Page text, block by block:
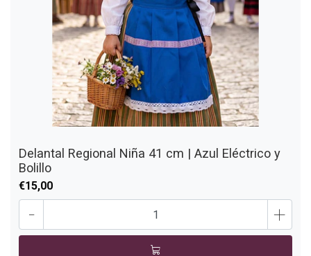
Delantal Regional Niña 41 cm | Azul Eléctrico y
Bolillo
€15,00
- +